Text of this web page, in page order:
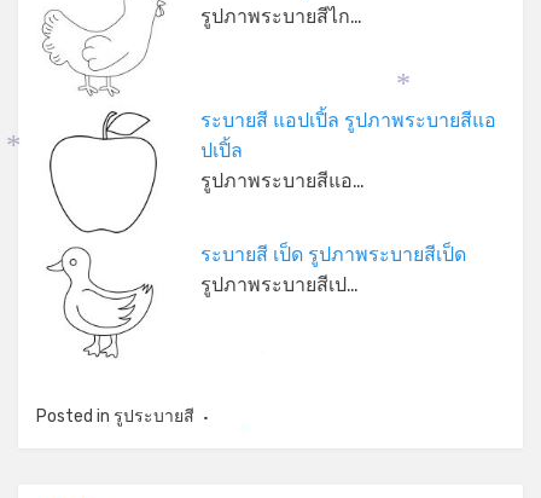
รูปภาพระบายสีไก…
ระบายสี แอปเปิ้ล รูปภาพระบายสีแอ
ปเปิ้ล
รูปภาพระบายสีแอ…
ระบายสี เป็ด รูปภาพระบายสีเป็ด
รูปภาพระบายสีเป…
Posted in รูประบายสี
*
*